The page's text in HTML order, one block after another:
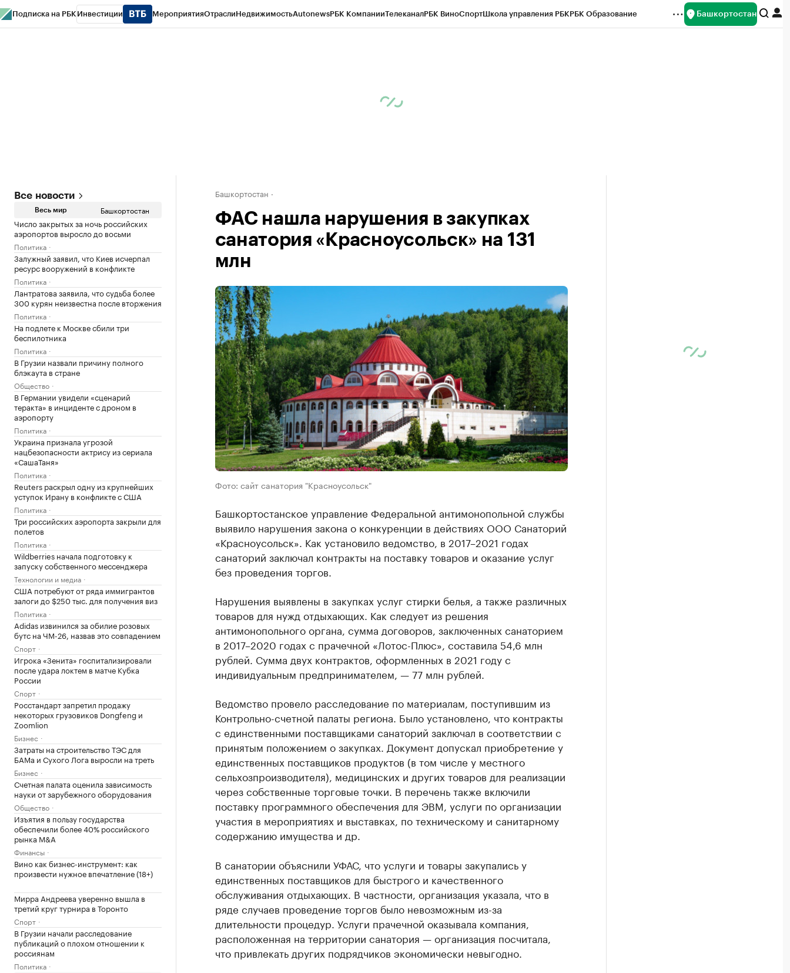
Подписка на РБК Инвестиции МероприятияОтраслиНедвижимостьAutonewsРБК КомпанииТелеканалРБК ВиноСпортШкола управления РБКРБК Образование Башкортостан
Все новости
Весь мир Башкортостан
Число закрытых за ночь российских
аэропортов выросло до восьми
Политика
Залужный заявил, что Киев исчерпал
ресурс вооружений в конфликте
Политика
Лантратова заявила, что судьба более
300 курян неизвестна после вторжения
Политика
На подлете к Москве сбили три
беспилотника
Политика
В Грузии назвали причину полного
блэкаута в стране
Общество
В Германии увидели «сценарий
теракта» в инциденте с дроном в
аэропорту
Политика
Украина признала угрозой
нацбезопасности актрису из сериала
«СашаТаня»
Политика
Reuters раскрыл одну из крупнейших
уступок Ирану в конфликте с США
Политика
Три российских аэропорта закрыли для
полетов
Политика
Wildberries начала подготовку к
запуску собственного мессенджера
Технологии и медиа
США потребуют от ряда иммигрантов
залоги до $250 тыс. для получения виз
Политика
Adidas извинился за обилие розовых
бутс на ЧМ-26, назвав это совпадением
Спорт
Игрока «Зенита» госпитализировали
после удара локтем в матче Кубка
России
Спорт
Росстандарт запретил продажу
некоторых грузовиков Dongfeng и
Zoomlion
Бизнес
Затраты на строительство ТЭС для
БАМа и Сухого Лога выросли на треть
Бизнес
Счетная палата оценила зависимость
науки от зарубежного оборудования
Общество
Изъятия в пользу государства
обеспечили более 40% российского
рынка M&A
Финансы
Вино как бизнес-инструмент: как
произвести нужное впечатление (18+)
Мирра Андреева уверенно вышла в
третий круг турнира в Торонто
Спорт
В Грузии начали расследование
публикаций о плохом отношении к
россиянам
Политика
Башкортостан
ФАС нашла нарушения в закупках
санатория «Красноусольск» на 131
млн
Фото: сайт санатория "Красноусольск"
Башкортостанское управление Федеральной антимонопольной службы
выявило нарушения закона о конкуренции в действиях ООО Санаторий
«Красноусольск». Как установило ведомство, в 2017–2021 годах
санаторий заключал контракты на поставку товаров и оказание услуг
без проведения торгов.
Нарушения выявлены в закупках услуг стирки белья, а также различных
товаров для нужд отдыхающих. Как следует из решения
антимонопольного органа, сумма договоров, заключенных санаторием
в 2017–2020 годах с прачечной «Лотос-Плюс», составила 54,6 млн
рублей. Сумма двух контрактов, оформленных в 2021 году с
индивидуальным предпринимателем, — 77 млн рублей.
Ведомство провело расследование по материалам, поступившим из
Контрольно-счетной палаты региона. Было установлено, что контракты
с единственными поставщиками санаторий заключал в соответствии с
принятым положением о закупках. Документ допускал приобретение у
единственных поставщиков продуктов (в том числе у местного
сельхозпроизводителя), медицинских и других товаров для реализации
через собственные торговые точки. В перечень также включили
поставку программного обеспечения для ЭВМ, услуги по организации
участия в мероприятиях и выставках, по техническому и санитарному
содержанию имущества и др.
В санатории объяснили УФАС, что услуги и товары закупались у
единственных поставщиков для быстрого и качественного
обслуживания отдыхающих. В частности, организация указала, что в
ряде случаев проведение торгов было невозможным из-за
длительности процедур. Услуги прачечной оказывала компания,
расположенная на территории санатория — организация посчитала,
что привлекать других подрядчиков экономически невыгодно.